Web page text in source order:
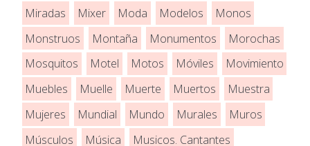
Miradas
Mixer Moda Modelos
Monos
Monstruos
Montaña Monumentos
Morochas
Mosquitos
Motel Motos Móviles
Movimiento
Muebles
Muelle Muerte Muertos
Muestra
Mujeres
Mundial Mundo Murales
Muros
Músculos
Música Musicos. Cantantes